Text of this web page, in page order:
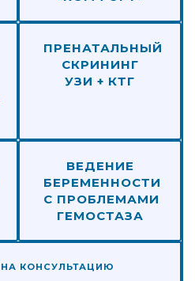
ПРЕНАТАЛЬНЫЙ
СКРИНИНГ
УЗИ + КТГ
ВЕДЕНИЕ
БЕРЕМЕННОСТИ
С ПРОБЛЕМАМИ
ГЕМОСТАЗА
КОНСУЛЬТАЦИЮ